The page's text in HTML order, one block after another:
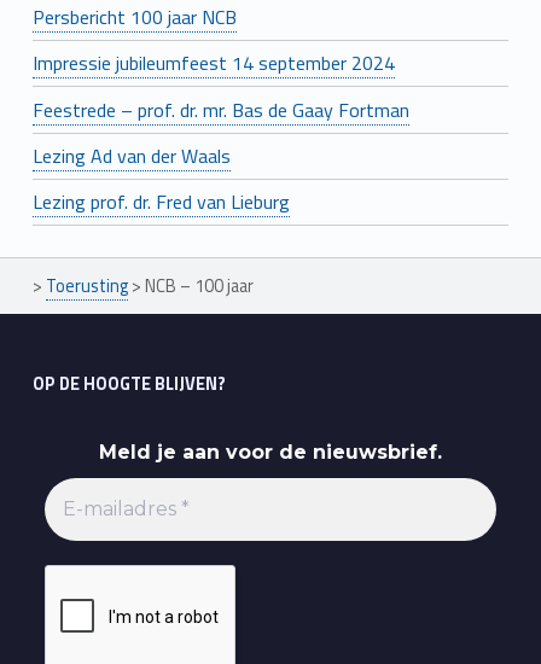
Persbericht 100 jaar NCB
Impressie jubileumfeest 14 september 2024
Feestrede – prof. dr. mr. Bas de Gaay Fortman
Lezing Ad van der Waals
Lezing prof. dr. Fred van Lieburg
Skip back to main navigation
> Toerusting> NCB – 100 jaar
OP DE HOOGTE BLIJVEN?
Meld je aan voor de nieuwsbrief.